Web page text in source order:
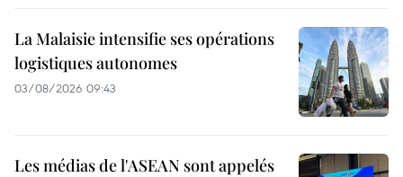
La Malaisie intensifie ses opérations
logistiques autonomes
03/08/2026 09:43
Les médias de l'ASEAN sont appelés